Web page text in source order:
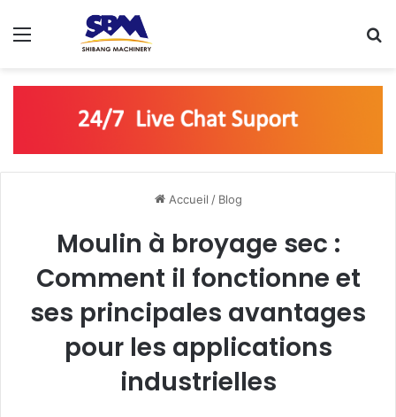
Accueil / Blog
Moulin à broyage sec :
Comment il fonctionne et
ses principales avantages
pour les applications
industrielles